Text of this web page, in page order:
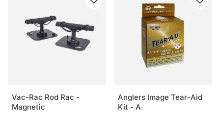
Vac-Rac Rod Rac -
Magnetic
Anglers Image Tear-Aid
Kit - A